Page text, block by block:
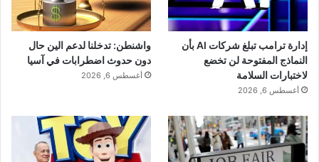
إدارة ترامب تبلغ شركات AI بأن
النماذج المفتوحة لن تخضع
لاختبارات السلامة
أغسطس 6, 2026
واشنطن: تدخلنا لدعم الين حال
دون حدوث اضطرابات في آسيا
أغسطس 6, 2026